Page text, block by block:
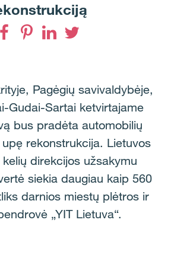
Pagėgių savivaldybėje,
Gudai-Sartai ketvirtajame
bus pradėta automobilių
rekonstrukcija. Lietuvos
direkcijos užsakymu
siekia daugiau kaip 560
darnios miestų plėtros ir
„YIT Lietuva“.